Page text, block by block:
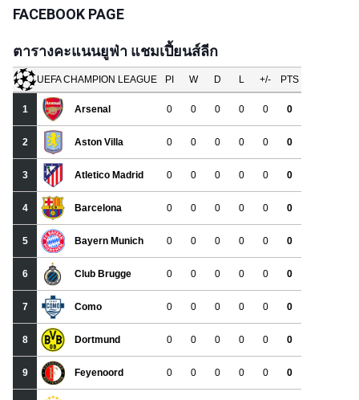
FACEBOOK PAGE
ตารางคะแนนยูฟ่า แชมเปี้ยนส์ลีก